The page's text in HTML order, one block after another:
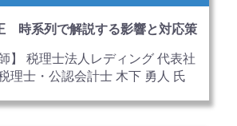
時系列で解説する影響と対応策
師】 税理士法人レディング 代表社
理士・公認会計士 木下 勇人 氏